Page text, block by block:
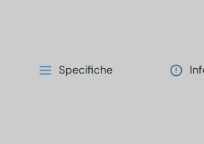
Specifiche